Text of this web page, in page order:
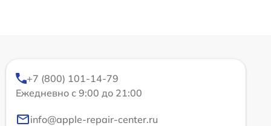
+7 (800) 101-14-79
Ежедневно с 9:00 до 21:00
info@apple-repair-center.ru